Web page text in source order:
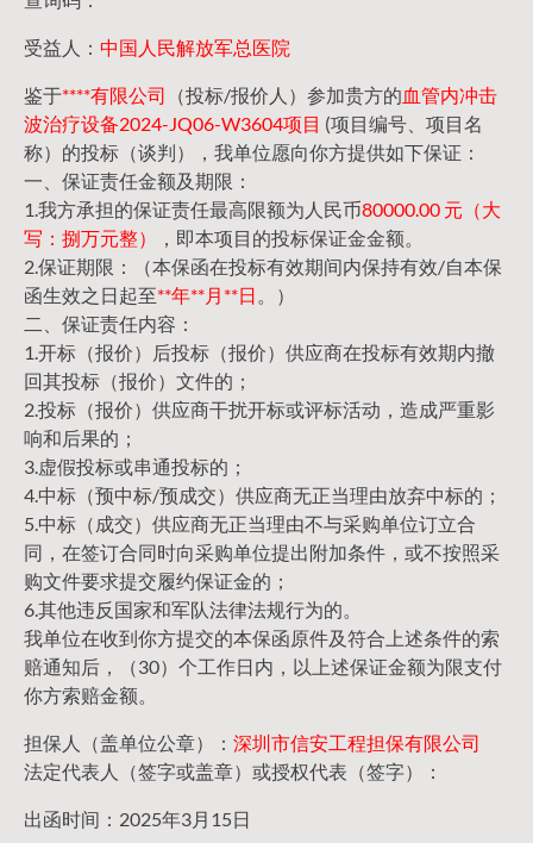
受益人： 中国人民解放军总医院
鉴于****有限公司 （投标/报价人）参加贵方的血管内冲击
波治疗设备2024-JQ06-W3604项目 (项目编号、项目名
称）的投标（谈判），我单位愿向你方提供如下保证：
一、保证责任金额及期限：
1.我方承担的保证责任最高限额为人民币80000.00 元（大
写：捌万元整）
，即本项目的投标保证金金额。
2.保证期限：（本保函在投标有效期间内保持有效/自本保
函生效之日起至**年**月**日 。）
二、保证责任内容：
1.开标（报价）后投标（报价）供应商在投标有效期内撤
回其投标（报价）文件的；
2.投标（报价）供应商干扰开标或评标活动，造成严重影
响和后果的；
3.虚假投标或串通投标的；
4.中标（预中标/预成交）供应商无正当理由放弃中标的；
5.中标（成交）供应商无正当理由不与采购单位订立合
同，在签订合同时向采购单位提出附加条件，或不按照采
购文件要求提交履约保证金的；
6.其他违反国家和军队法律法规行为的。
我单位在收到你方提交的本保函原件及符合上述条件的索
赔通知后，（30）个工作日内，以上述保证金额为限支付
你方索赔金额。
担保人（盖单位公章）： 深圳市信安工程担保有限公司
法定代表人（签字或盖章）或授权代表（签字）：
出函时间：2025年3月15日